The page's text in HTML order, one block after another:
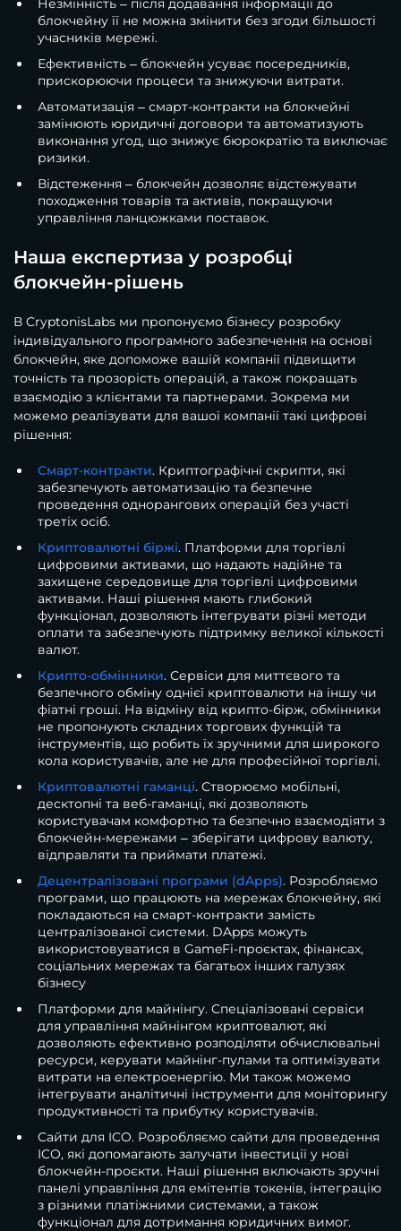
Незмінність – після додавання інформації до
блокчейну її не можна змінити без згоди більшості
учасників мережі.
Ефективність – блокчейн усуває посередників,
прискорюючи процеси та знижуючи витрати.
Автоматизація – смарт-контракти на блокчейні
замінюють юридичні договори та автоматизують
виконання угод, що знижує бюрократію та виключає
ризики.
Відстеження – блокчейн дозволяє відстежувати
походження товарів та активів, покращуючи
управління ланцюжками поставок.
Наша експертиза у розробці
блокчейн-рішень
В CryptonisLabs ми пропонуємо бізнесу розробку
індивідуального програмного забезпечення на основі
блокчейн, яке допоможе вашій компанії підвищити
точність та прозорість операцій, а також покращать
взаємодію з клієнтами та партнерами. Зокрема ми
можемо реалізувати для вашої компанії такі цифрові
рішення:
Смарт-контракти. Криптографічні скрипти, які
забезпечують автоматизацію та безпечне
проведення однорангових операцій без участі
третіх осіб.
Криптовалютні біржі. Платформи для торгівлі
цифровими активами, що надають надійне та
захищене середовище для торгівлі цифровими
активами. Наші рішення мають глибокий
функціонал, дозволяють інтегрувати різні методи
оплати та забезпечують підтримку великої кількості
валют.
Крипто-обмінники. Сервіси для миттєвого та
безпечного обміну однієї криптовалюти на іншу чи
фіатні гроші. На відміну від крипто-бірж, обмінники
не пропонують складних торгових функцій та
інструментів, що робить їх зручними для широкого
кола користувачів, але не для професійної торгівлі.
Криптовалютні гаманці. Створюємо мобільні,
десктопні та веб-гаманці, які дозволяють
користувачам комфортно та безпечно взаємодіяти з
блокчейн-мережами – зберігати цифрову валюту,
відправляти та приймати платежі.
Децентралізовані програми (dApps). Розробляємо
програми, що працюють на мережах блокчейну, які
покладаються на смарт-контракти замість
централізованої системи. DApps можуть
використовуватися в GameFi-проєктах, фінансах,
соціальних мережах та багатьох інших галузях
бізнесу
Платформи для майнінгу. Спеціалізовані сервіси
для управління майнінгом криптовалют, які
дозволяють ефективно розподіляти обчислювальні
ресурси, керувати майнінг-пулами та оптимізувати
витрати на електроенергію. Ми також можемо
інтегрувати аналітичні інструменти для моніторингу
продуктивності та прибутку користувачів.
Сайти для ICO. Розробляємо сайти для проведення
ICO, які допомагають залучати інвестиції у нові
блокчейн-проєкти. Наші рішення включають зручні
панелі управління для емітентів токенів, інтеграцію
з різними платіжними системами, а також
функціонал для дотримання юридичних вимог.